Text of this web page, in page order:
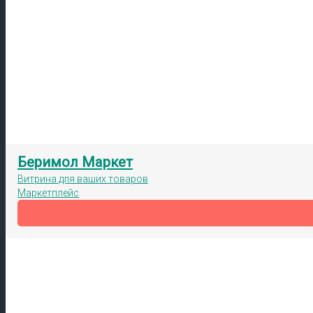
Беримол Маркет
Витрина для ваших товаров
Маркетплейс